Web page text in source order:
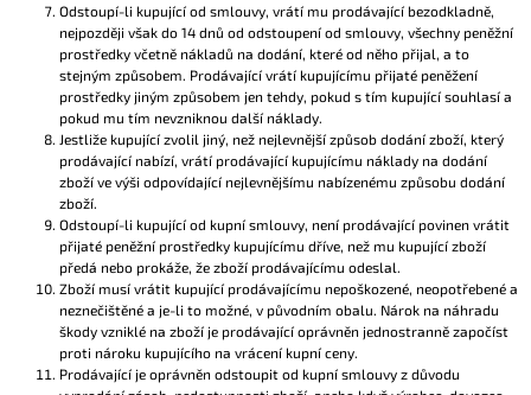
Odstoupí-li kupující od smlouvy, vrátí mu prodávající bezodkladně,
nejpozději však do 14 dnů od odstoupení od smlouvy, všechny peněžní
prostředky včetně nákladů na dodání, které od něho přijal, a to
stejným způsobem. Prodávající vrátí kupujícímu přijaté peněžení
prostředky jiným způsobem jen tehdy, pokud s tím kupující souhlasí a
pokud mu tím nevzniknou další náklady.
Jestliže kupující zvolil jiný, než nejlevnější způsob dodání zboží, který
prodávající nabízí, vrátí prodávající kupujícímu náklady na dodání
zboží ve výši odpovídající nejlevnějšímu nabízenému způsobu dodání
zboží.
Odstoupí-li kupující od kupní smlouvy, není prodávající povinen vrátit
přijaté peněžní prostředky kupujícímu dříve, než mu kupující zboží
předá nebo prokáže, že zboží prodávajícímu odeslal.
Zboží musí vrátit kupující prodávajícímu nepoškozené, neopotřebené a
neznečištěné a je-li to možné, v původním obalu. Nárok na náhradu
škody vzniklé na zboží je prodávající oprávněn jednostranně započíst
proti nároku kupujícího na vrácení kupní ceny.
Prodávající je oprávněn odstoupit od kupní smlouvy z důvodu